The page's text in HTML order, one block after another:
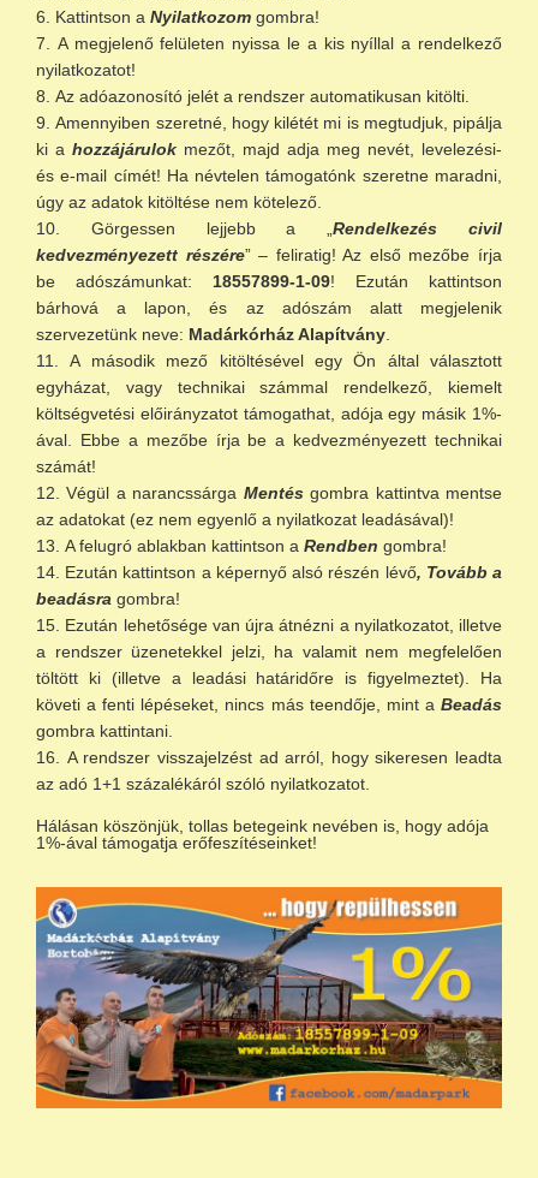
Kattintson a Nyilatkozom gombra!
A megjelenő felületen nyissa le a kis nyíllal a rendelkező
nyilatkozatot!
Az adóazonosító jelét a rendszer automatikusan kitölti.
Amennyiben szeretné, hogy kilétét mi is megtudjuk, pipálja
ki a hozzájárulok mezőt, majd adja meg nevét, levelezési-
és e-mail címét! Ha névtelen támogatónk szeretne maradni,
úgy az adatok kitöltése nem kötelező.
Görgessen lejjebb a „Rendelkezés civil
kedvezményezett részére” – feliratig! Az első mezőbe írja
be adószámunkat: 18557899-1-09! Ezután kattintson
bárhová a lapon, és az adószám alatt megjelenik
szervezetünk neve: Madárkórház Alapítvány.
A második mező kitöltésével egy Ön által választott
egyházat, vagy technikai számmal rendelkező, kiemelt
költségvetési előirányzatot támogathat, adója egy másik 1%-
ával. Ebbe a mezőbe írja be a kedvezményezett technikai
számát!
Végül a narancssárga Mentésgombra kattintva mentse
az adatokat (ez nem egyenlő a nyilatkozat leadásával)!
A felugró ablakban kattintson a Rendben gombra!
Ezután kattintson a képernyő alsó részén lévő, Tovább a
beadásra gombra!
Ezután lehetősége van újra átnézni a nyilatkozatot, illetve
a rendszer üzenetekkel jelzi, ha valamit nem megfelelően
töltött ki (illetve a leadási határidőre is figyelmeztet). Ha
követi a fenti lépéseket, nincs más teendője, mint a Beadás
gombra kattintani.
A rendszer visszajelzést ad arról, hogy sikeresen leadta
az adó 1+1 százalékáról szóló nyilatkozatot.
Hálásan köszönjük, tollas betegeink nevében is, hogy adója
1%-ával támogatja erőfeszítéseinket!